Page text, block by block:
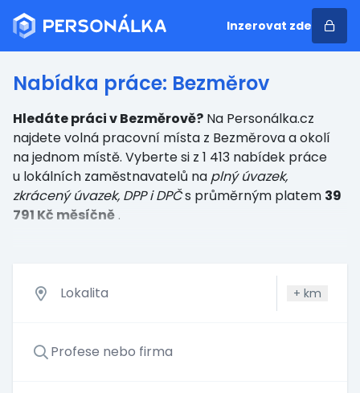
Inzerovat zde
Nabídka práce: Bezměrov
Hledáte práci v Bezměrově? Na Personálka.cz
najdete volná pracovní místa z Bezměrova a okolí
na jednom místě. Vyberte si z 1 413 nabídek práce
u lokálních zaměstnavatelů na plný úvazek,
zkrácený úvazek, DPP i DPČs průměrným platem 39
791 Kč měsíčně .
+ km